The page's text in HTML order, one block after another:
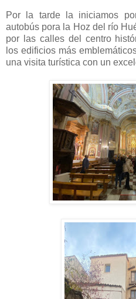
Por la tarde la iniciamos
autobús pora la Hoz del río
por las calles del centro
los edificios más
una visita turística con un